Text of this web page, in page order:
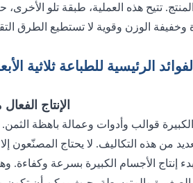
الفوائد الرئيسية للطباعة ثلاثية
1. الإنتاج